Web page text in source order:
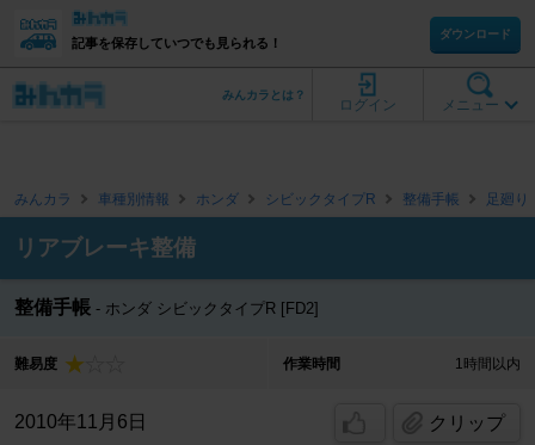
記事を保存していつでも見られる！
ダウンロード
メニュー
ログイン
みんカラとは？
みんカラ 車種別情報 ホンダ シビックタイプR 整備手帳 足廻り
リアブレーキ整備
整備手帳 ホンダ シビックタイプR [FD2]
難易度 作業時間 1時間以内
2010年11月6日 クリップ